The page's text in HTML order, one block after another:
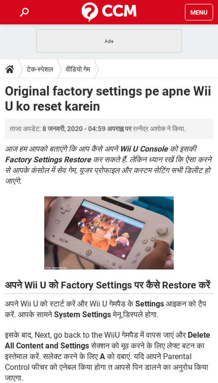
MENU
फोन पर अकाउंट बैलेंस चेक
WhatsApp Hack हो गया? Lucky Patcher यूज करें
टेक-स्पेशल
2020 के फ्री एंटीवायरस
बेस्ट फ्री ऑनलाइन गेम्स
डाउनलोड
Vidmate
FORUM
TikTok Account Freeze हो गया JioPhone में TikTok डाउनलोड
SBI बैंक अकाउंट नंबर पता करें
केबल और कनेक्टर्स कंप्यूटर बस
सीरियल और पैरलल पोर्ट
टेक-स्पेशल वीडियो गेम
Original factory settings pe apne Wii
U ko reset karein
ताजा अपडेट:8 जनवरी, 2020 - 04:59 अपराह्न पररत्नेंद्र अशोकने किया.
आज हम आपको बताएंगे कि आप कैसे अपनेWii U Consoleको इसकी
Factory Settings Restoreकर सकते हैं. लेकिन ध्यान रखें कि ऐसा करने
से आपके कंसोल में सेव गेम, यूजर प्रोफाइल और कस्टम सेटिंग सभी डिलीट हो
जाएंगे.
अपने Wii U को Factory Settings पर कैसे Restore करें
अपने Wii U को स्टार्ट करें और Wii U गेमपैड केSettings आइकन को टैप
करें. आपके सामनेSystem Settingsमेनू डिस्पले होगा.
इसके बाद, Next, go back to the WiiU गेमपैड में वापस जाएं और Delete
All Content and Settingsसेक्शन को मूव करने के लिए लेफ्ट बटन का
इस्तेमाल करें. सलेक्ट करने के लिए Aको दबाएं. यदि आपने Parental
Control फीचर को एनेबल किया होगा त आपसे पिन डालने का अनुरोध किया
जाएगा.